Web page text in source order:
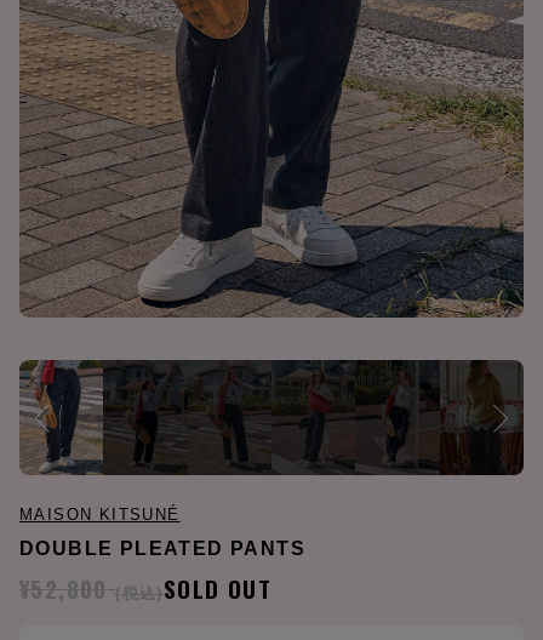
MAISON KITSUNÉ
DOUBLE PLEATED PANTS
¥52,800 (税込)SOLD OUT